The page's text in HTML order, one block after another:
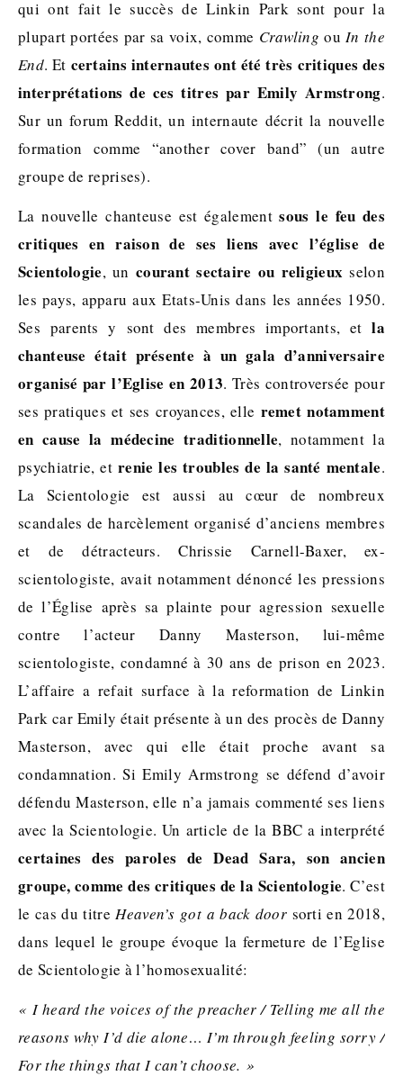
qui ont fait le succès de Linkin Park sont pour la
plupart portées par sa voix, comme CrawlingouIn the
End. Et certains internautes ont été très critiques des
interprétations de ces titres par Emily Armstrong.
Sur un forum Reddit, un internaute décrit la nouvelle
formation comme “another cover band” (un autre
groupe de reprises).
La nouvelle chanteuse est égalementsous le feu des
critiques en raison de ses liens avec l’église de
Scientologie, un courant sectaire ou religieux selon
les pays, apparu aux Etats-Unis dans les années 1950.
Ses parents y sont des membres importants, etla
chanteuse était présente à un gala d’anniversaire
organisé par l’Eglise en 2013. Très controversée pour
ses pratiques et ses croyances, elle remet notamment
en cause la médecine traditionnelle, notamment la
psychiatrie, et renie les troubles de la santé mentale.
La Scientologie est aussi au cœur de nombreux
scandales de harcèlement organisé d’anciens membres
et de détracteurs. Chrissie Carnell-Baxer, ex-
scientologiste, avait notamment dénoncé les pressions
de l’Église après sa plainte pour agression sexuelle
contre l’acteur Danny Masterson, lui-même
scientologiste, condamné à 30 ans de prison en 2023.
L’affaire a refait surface à la reformation de Linkin
Park car Emily était présente à un des procès de Danny
Masterson, avec qui elle était proche avant sa
condamnation. Si Emily Armstrong se défend d’avoir
défendu Masterson, elle n’a jamais commenté ses liens
avec la Scientologie. Un article de la BBC a interprété
certaines des paroles de Dead Sara, son ancien
groupe, comme des critiques de la Scientologie. C’est
le cas du titreHeaven’s got a back door sorti en 2018,
dans lequel le groupe évoque la fermeture de l’Eglise
de Scientologie à l’homosexualité:
« I heard the voices of the preacher / Telling me all the
reasons why I’d die alone… I’m through feeling sorry /
For the things that I can’t choose. »